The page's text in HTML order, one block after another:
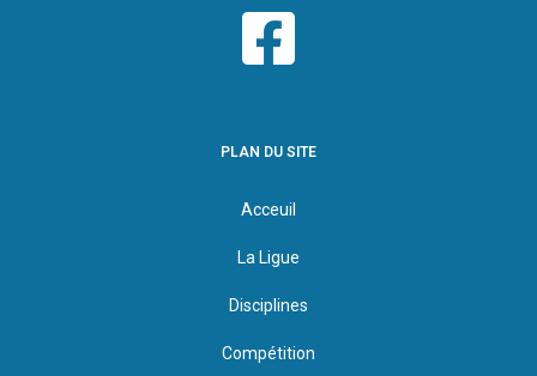
PLAN DU SITE
Acceuil
La Ligue
Disciplines
Compétition